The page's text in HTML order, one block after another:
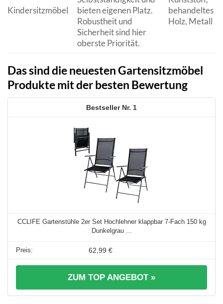
Kindersitzmöbel
bieten eigenen Platz.
Robustheit und
Sicherheit sind hier
oberste Priorität.
behandeltes
Holz, Metall
Das sind die neuesten Gartensitzmöbel
Produkte mit der besten Bewertung
1
CCLIFE Gartenstühle 2er Set Hochlehner klappbar 7-Fach 150 kg
Dunkelgrau ...
62,99 €
ZUM TOP ANGEBOT »